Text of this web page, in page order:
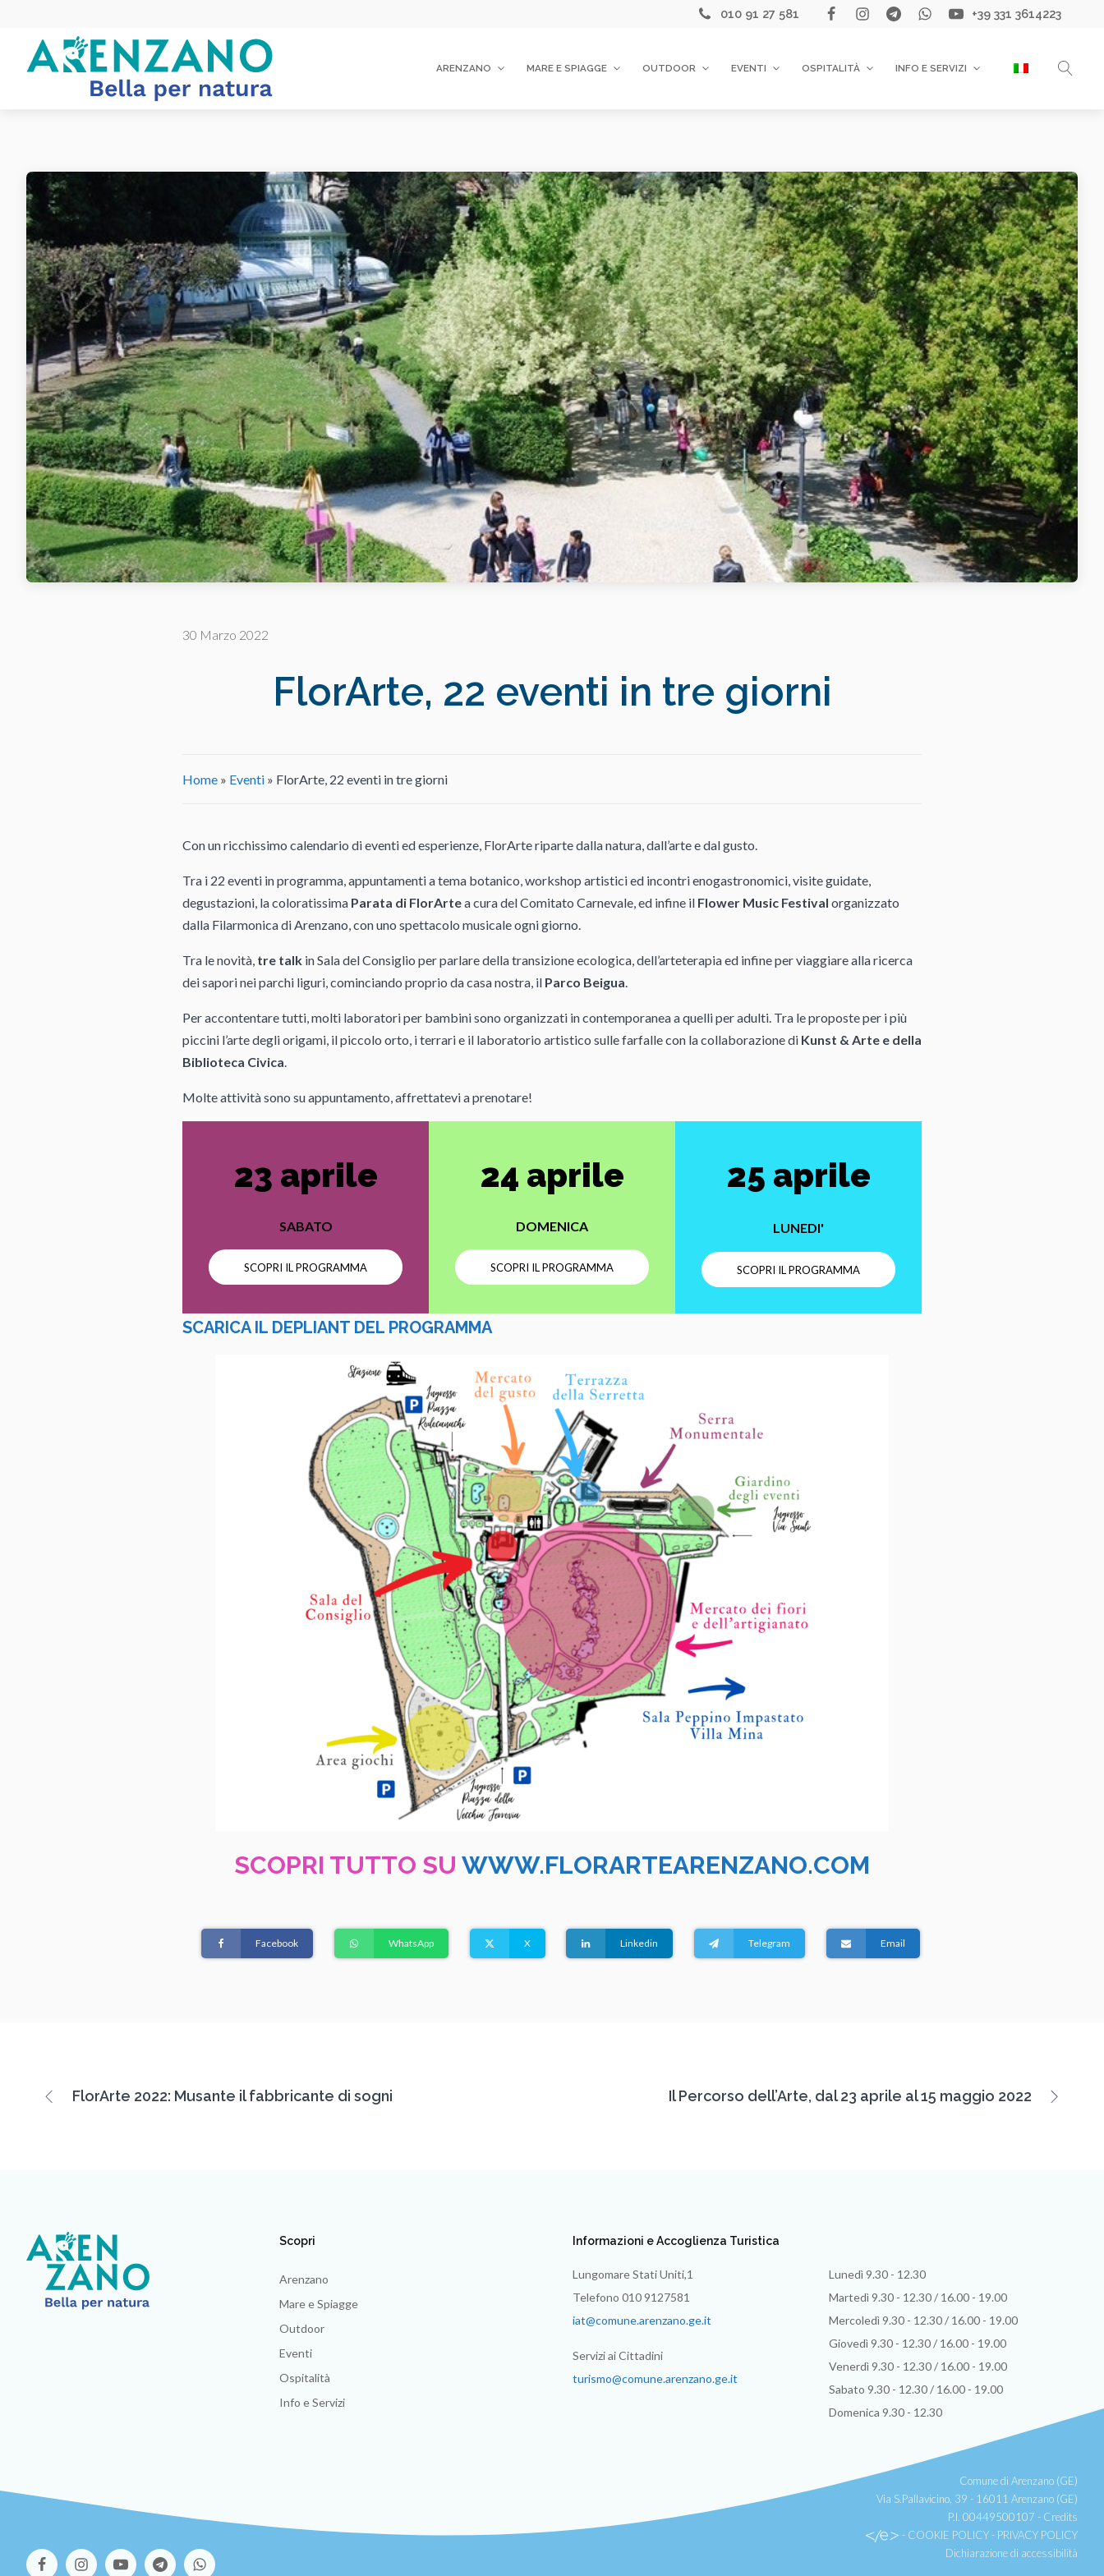
010 91 27 581 +39 331 3614223
ARENZANO MARE E SPIAGGE OUTDOOR EVENTI OSPITALITÀ INFO E SERVIZI
30 Marzo 2022
FlorArte, 22 eventi in tre giorni
Home » Eventi » FlorArte, 22 eventi in tre giorni
Con un ricchissimo calendario di eventi ed esperienze, FlorArte riparte dalla natura, dall’arte e dal gusto.
Tra i 22 eventi in programma, appuntamenti a tema botanico, workshop artistici ed incontri enogastronomici, visite guidate,
degustazioni, la coloratissima Parata di FlorArtea cura del Comitato Carnevale, ed infine il Flower Music Festival organizzato
dalla Filarmonica di Arenzano, con uno spettacolo musicale ogni giorno.
Tra le novità, tre talk in Sala del Consiglio per parlare della transizione ecologica, dell’arteterapia ed infine per viaggiare alla ricerca
dei sapori nei parchi liguri, cominciando proprio da casa nostra, il Parco Beigua.
Per accontentare tutti, molti laboratori per bambini sono organizzati in contemporanea a quelli per adulti. Tra le proposte per i più
piccini l’arte degli origami, il piccolo orto, i terrari e il laboratorio artistico sulle farfalle con la collaborazione di Kunst & Arte e della
Biblioteca Civica.
Molte attività sono su appuntamento, affrettatevi a prenotare!
23 aprile
SABATO
SCOPRI IL PROGRAMMA
24 aprile
DOMENICA
SCOPRI IL PROGRAMMA
25 aprile
LUNEDI'
SCOPRI IL PROGRAMMA
SCARICA IL DEPLIANT DEL PROGRAMMA
SCOPRI TUTTO SU WWW.FLORARTEARENZANO.COM
X
Facebook Email
Linkedin
WhatsApp Telegram
FlorArte 2022: Musante il fabbricante di sogni Il Percorso dell’Arte, dal 23 aprile al 15 maggio 2022
Scopri
Arenzano
Mare e Spiagge
Outdoor
Eventi
Ospitalità
Info e Servizi
Informazioni e Accoglienza Turistica
Lungomare Stati Uniti,1
Telefono 010 9127581
iat@comune.arenzano.ge.it
Servizi ai Cittadini
turismo@comune.arenzano.ge.it
Lunedì 9.30 - 12.30
Martedì 9.30 - 12.30 / 16.00 - 19.00
Mercoledì 9.30 - 12.30 / 16.00 - 19.00
Giovedì 9.30 - 12.30 / 16.00 - 19.00
Venerdì 9.30 - 12.30 / 16.00 - 19.00
Sabato 9.30 - 12.30 / 16.00 - 19.00
Domenica 9.30 - 12.30
Comune di Arenzano (GE)
Via S.Pallavicino, 39 - 16011 Arenzano (GE)
P.I. 00449500107 - Credits
- COOKIE POLICY- PRIVACY POLICY
Dichiarazione di accessibilità